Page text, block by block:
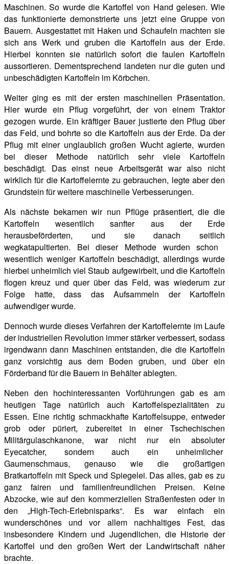
Maschinen. So wurde die Kartoffel von Hand gelesen. Wie
das funktionierte demonstrierte uns jetzt eine Gruppe von
Bauern. Ausgestattet mit Haken und Schaufeln machten sie
sich ans Werk und gruben die Kartoffeln aus der Erde.
Hierbei konnten sie natürlich sofort die faulen Kartoffeln
aussortieren. Dementsprechend landeten nur die guten und
unbeschädigten Kartoffeln im Körbchen.
Weiter ging es mit der ersten maschinellen Präsentation.
Hier wurde ein Pflug vorgeführt, der von einem Traktor
gezogen wurde. Ein kräftiger Bauer justierte den Pflug über
das Feld, und bohrte so die Kartoffeln aus der Erde. Da der
Pflug mit einer unglaublich großen Wucht agierte, wurden
bei dieser Methode natürlich sehr viele Kartoffeln
beschädigt. Das einst neue Arbeitsgerät war also nicht
wirklich für die Kartoffelernte zu gebrauchen, legte aber den
Grundstein für weitere maschinelle Verbesserungen.
Als nächste bekamen wir nun Pflüge präsentiert, die die
Kartoffeln wesentlich sanfter aus der Erde
herausbeförderten, und sie danach seitlich
wegkatapultierten. Bei dieser Methode wurden schon
wesentlich weniger Kartoffeln beschädigt, allerdings wurde
hierbei unheimlich viel Staub aufgewirbelt, und die Kartoffeln
flogen kreuz und quer über das Feld, was wiederum zur
Folge hatte, dass das Aufsammeln der Kartoffeln
aufwendiger wurde.
Dennoch wurde dieses Verfahren der Kartoffelernte im Laufe
der industriellen Revolution immer stärker verbessert, sodass
irgendwann dann Maschinen entstanden, die die Kartoffeln
ganz vorsichtig aus dem Boden gruben, und über ein
Förderband für die Bauern in Behälter ablegten.
Neben den hochinteressanten Vorführungen gab es am
heutigen Tage natürlich auch Kartoffelspezialitäten zu
Essen. Eine richtig schmackhafte Kartoffelsuppe, entweder
grob oder püriert, zubereitet in einer Tschechischen
Militärgulaschkanone, war nicht nur ein absoluter
Eyecatcher, sondern auch ein unheimlicher
Gaumenschmaus, genauso wie die großartigen
Bratkartoffeln mit Speck und Spiegelei. Das alles, gab es zu
ganz fairen und familienfreundlichen Preisen. Keine
Abzocke, wie auf den kommerziellen Straßenfesten oder in
den „High-Tech-Erlebnisparks“. Es war einfach ein
wunderschönes und vor allem nachhaltiges Fest, das
insbesondere Kindern und Jugendlichen, die Historie der
Kartoffel und den großen Wert der Landwirtschaft näher
brachte.